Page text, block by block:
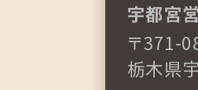
宇都宮
〒371-
栃木県